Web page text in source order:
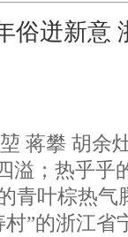
俗迸新意
蒋攀 胡余
溢；热乎乎
青叶棕热
”的浙江省